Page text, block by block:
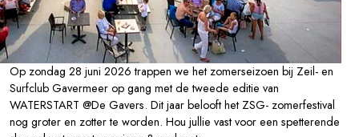
Op zondag 28 juni 2026 trappen we het zomerseizoen bij Zeil- en
Surfclub Gavermeer op gang met de tweede editie van
WATERSTART @De Gavers. Dit jaar belooft het ZSG- zomerfestival
nog groter en zotter te worden. Hou jullie vast voor een spetterende